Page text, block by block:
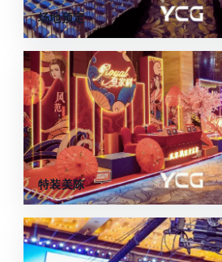
场地预定
特装美陈